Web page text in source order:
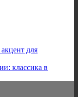
для
классика в